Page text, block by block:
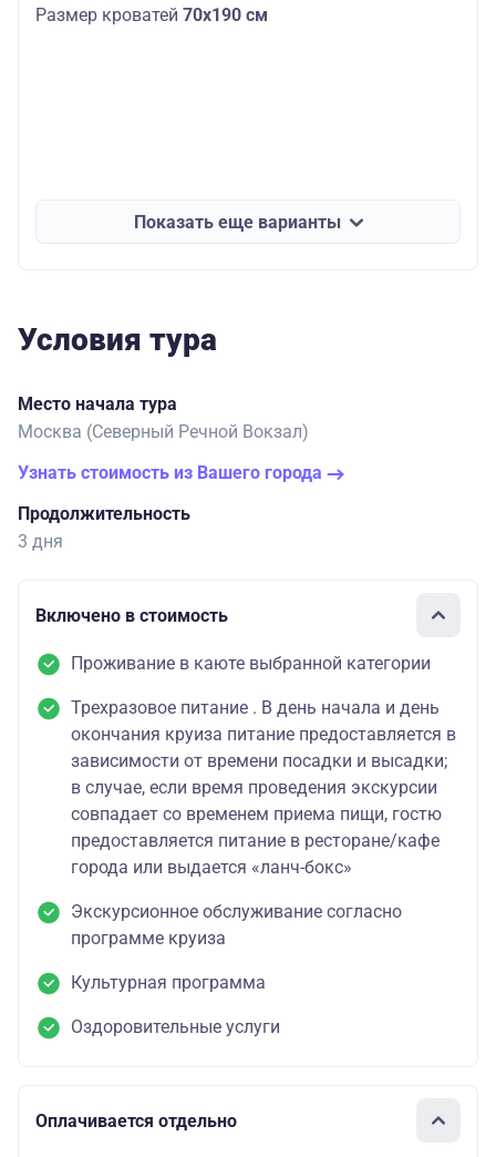
Размер кроватей 70х190 см
Показать еще варианты
Условия тура
Место начала тура
Москва (Северный Речной Вокзал)
Узнать стоимость из Вашего города
Продолжительность
3 дня
Включено в стоимость
Проживание в каюте выбранной категории
Трехразовое питание . В день начала и день
окончания круиза питание предоставляется в
зависимости от времени посадки и высадки;
в случае, если время проведения экскурсии
совпадает со временем приема пищи, гостю
предоставляется питание в ресторане/кафе
города или выдается «ланч-бокс»
Экскурсионное обслуживание согласно
программе круиза
Культурная программа
Оздоровительные услуги
Оплачивается отдельно